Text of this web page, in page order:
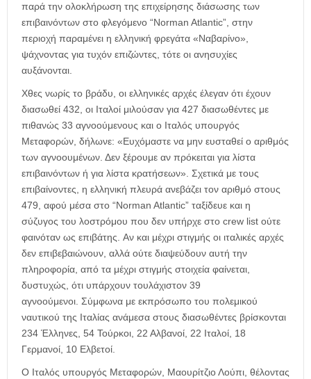
παρά την ολοκλήρωση της επιχείρησης διάσωσης των
επιβαινόντων στο φλεγόμενο “Norman Atlantic”, στην
περιοχή παραμένει η ελληνική φρεγάτα «Ναβαρίνο»,
ψάχνοντας για τυχόν επιζώντες, τότε οι ανησυχίες
αυξάνονται.
Χθες νωρίς το βράδυ, οι ελληνικές αρχές έλεγαν ότι έχουν
διασωθεί 432, οι Ιταλοί μιλούσαν για 427 διασωθέντες με
πιθανώς 33 αγνοούμενους και ο Ιταλός υπουργός
Μεταφορών, δήλωνε: «Ευχόμαστε να μην ευσταθεί ο αριθμός
των αγνοουμένων. Δεν ξέρουμε αν πρόκειται για λίστα
επιβαινόντων ή για λίστα κρατήσεων». Σχετικά με τους
επιβαίνοντες, η ελληνική πλευρά ανεβάζει τον αριθμό στους
479, αφού μέσα στο “Norman Atlantic” ταξίδευε και η
σύζυγος του λοστρόμου που δεν υπήρχε στο crew list ούτε
φαινόταν ως επιβάτης. Αν και μέχρι στιγμής οι ιταλικές αρχές
δεν επιβεβαιώνουν, αλλά ούτε διαψεύδουν αυτή την
πληροφορία, από τα μέχρι στιγμής στοιχεία φαίνεται,
δυστυχώς, ότι υπάρχουν τουλάχιστον 39
αγνοούμενοι. Σύμφωνα με εκπρόσωπο του πολεμικού
ναυτικού της Ιταλίας ανάμεσα στους διασωθέντες βρίσκονται
234 Έλληνες, 54 Τούρκοι, 22 Αλβανοί, 22 Ιταλοί, 18
Γερμανοί, 10 Ελβετοί.
Ο Ιταλός υπουργός Μεταφορών, Μαουρίτζιο Λούπι, θέλοντας